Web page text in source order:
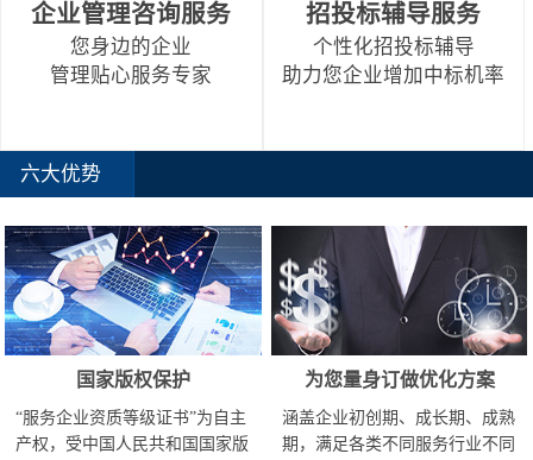
企业管理咨询服务
您身边的企业
管理贴心服务专家
招投标辅导服务
个性化招投标辅导
助力您企业增加中标机率
六大优势
国家版权保护
“服务企业资质等级证书”为自主
产权，受中国人民共和国国家版
为您量身订做优化方案
涵盖企业初创期、成长期、成熟
期，满足各类不同服务行业不同